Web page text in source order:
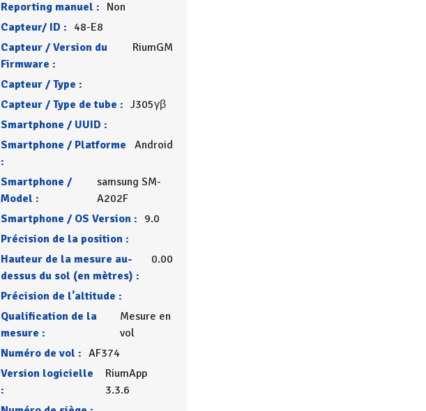
Reporting manuel : Non
Capteur/ ID : 48-E8
Capteur / Version du
Firmware :
RiumGM
Capteur / Type :
Capteur / Type de tube : J305γβ
Smartphone / UUID :
Smartphone / Platforme
:
Android
Smartphone /
Model :
samsung SM-
A202F
Smartphone / OS Version : 9.0
Précision de la position :
Hauteur de la mesure au-
dessus du sol (en mètres) :
0.00
Précision de l'altitude :
Qualification de la
mesure :
Mesure en
vol
Numéro de vol : AF374
Version logicielle
:
RiumApp
3.3.6